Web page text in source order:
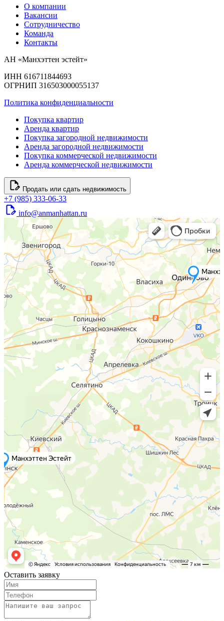
О компании
Вакансии
Сотрудничество
Команда
Контакты
АН «Манхэттен эстейт»
ИНН 616711844693
ОГРНИП 316503000055137
Политика конфиденциальности
Покупка квартир
Аренда квартир
Покупка загородной недвижимости
Аренда загородной недвижимости
Покупка коммерческой недвижимости
Аренда коммерческой недвижимости
Продать или сдать недвижимость
+7 (985) 333-06-33
info@anmanhattan.ru
Оставить заявку